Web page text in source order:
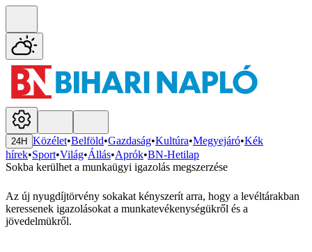
24H Közélet•Belföld•Gazdaság•Kultúra•Megyejáró•Kék
hírek•Sport•Világ•Állás•Aprók•BN-Hetilap
Sokba kerülhet a munkaügyi igazolás megszerzése
Az új nyugdíjtörvény sokakat kényszerít arra, hogy a levéltárakban
keressenek igazolásokat a munkatevékenységükről és a
jövedelmükről.